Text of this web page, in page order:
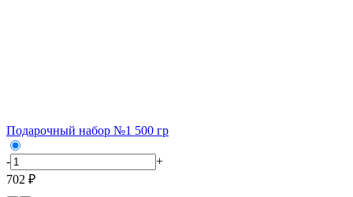
Подарочный набор №1 500 гр
-
+
702 ₽